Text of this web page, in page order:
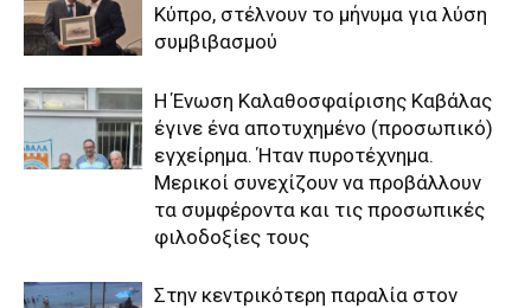
Κύπρο, στέλνουν το μήνυμα για λύση
συμβιβασμού
Η Ένωση Καλαθοσφαίρισης Καβάλας
έγινε ένα αποτυχημένο (προσωπικό)
εγχείρημα. Ήταν πυροτέχνημα.
Μερικοί συνεχίζουν να προβάλλουν
τα συμφέροντα και τις προσωπικές
φιλοδοξίες τους
Στην κεντρικότερη παραλία στον